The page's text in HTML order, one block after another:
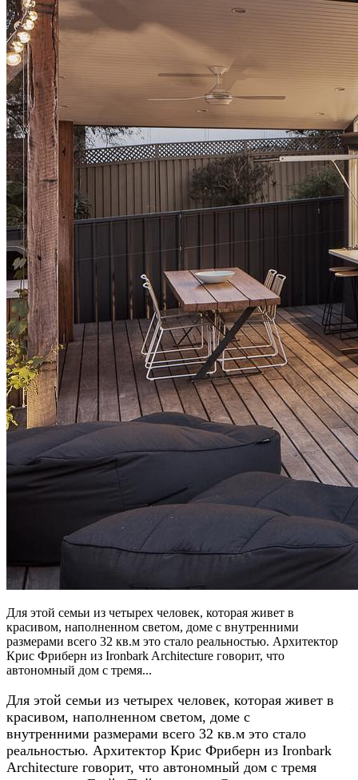
Для этой семьи из четырех человек, которая живет в
красивом, наполненном светом, доме с внутренними
размерами всего 32 кв.м это стало реальностью. Архитектор
Крис Фриберн из Ironbark Architecture говорит, что
автономный дом с тремя...
Для этой семьи из четырех человек, которая живет в
красивом, наполненном светом, доме с
внутренними размерами всего 32 кв.м это стало
реальностью. Архитектор Крис Фриберн из Ironbark
Architecture говорит, что автономный дом с тремя